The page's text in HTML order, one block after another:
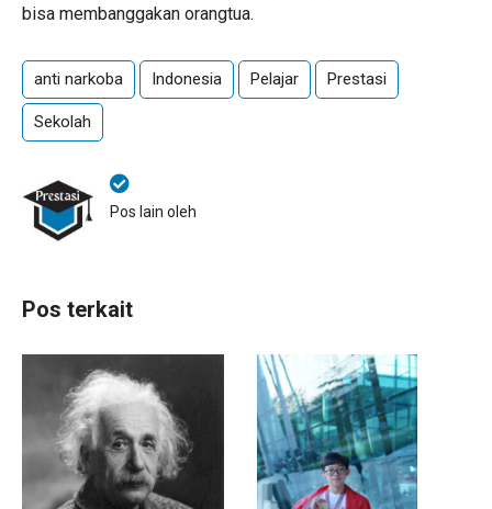
bisa membanggakan orangtua.
anti narkoba Indonesia Pelajar Prestasi
Sekolah
Pos lain oleh
Pos terkait